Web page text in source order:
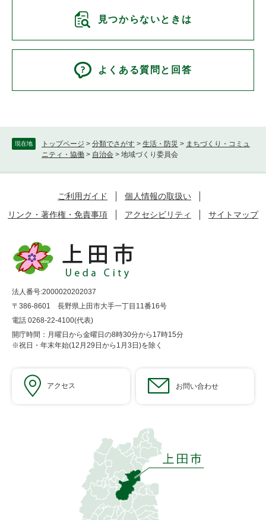
現在地 トップページ > 分類でさがす > 生活・防災 > まちづくり・コミュ
ニティ・協働 > 自治会 > 地域づくり委員会
見つからないときは
よくある質問と回答
ご利用ガイド
個人情報の取扱い
リンク・著作権・免責事項
アクセシビリティ サイトマップ
法人番号:2000020202037
〒386-8601 長野県上田市大手一丁目11番16号
電話 0268-22-4100(代表)
開庁時間：月曜日から金曜日の8時30分から17時15分
※祝日・年末年始(12月29日から1月3日)を除く
アクセス お問い合わせ